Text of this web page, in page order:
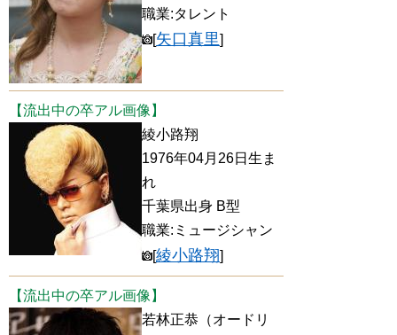
職業:タレント
[矢口真里]
【流出中の卒アル画像】
綾小路翔
1976年04月26日生ま
れ
千葉県出身 B型
職業:ミュージシャン
[綾小路翔]
【流出中の卒アル画像】
若林正恭（オードリ